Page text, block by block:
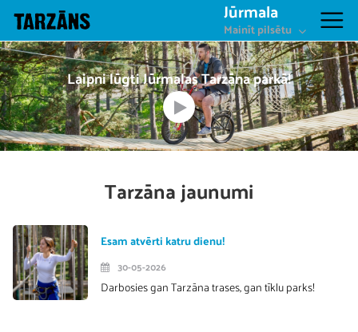
Jūrmala
Mainīt pilsētu
Laipni lūgti Jūrmalas Tarzāna parkā!
Tarzāna jaunumi
Esam atvērti katru dienu!
30-05-2026
Darbosies gan Tarzāna trases, gan tīklu parks!